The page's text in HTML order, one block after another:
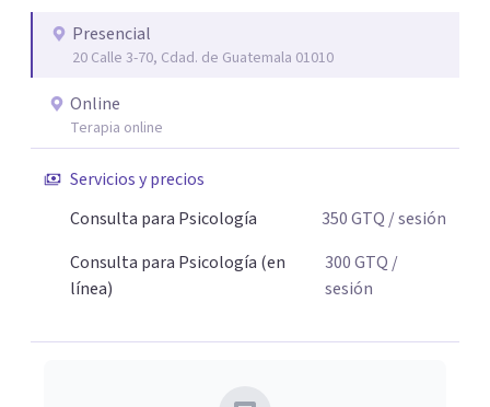
reducido a lo que compra y lo que hace. Este
reduccionismo puede dañar profundamente a la persona.
El sufrimiento y el dolor emocional son una realidad
universal, aunque muchas veces se ocultan bajo la ilusión
de que todos debemos estar felices todo el tiempo. Este
sufrimiento no es un error ni algo por lo que debas
avergonzarte. Eres una persona única e irrepetible, con
capacidades y potenciales innatos y naturales para
descubriremos estas capacidades para saber de lo que
eres capaz y a qué estás llamado en esta vida.
Presencial
20 Calle 3-70, Cdad. de Guatemala 01010
Online
Terapia online
Servicios y precios
Consulta para Psicología
350GTQ / sesión
Consulta para Psicología (en
línea)
300GTQ /
sesión